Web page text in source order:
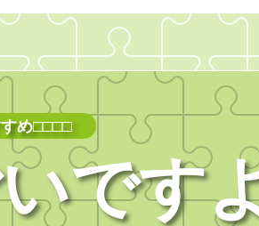
め□□□□
です